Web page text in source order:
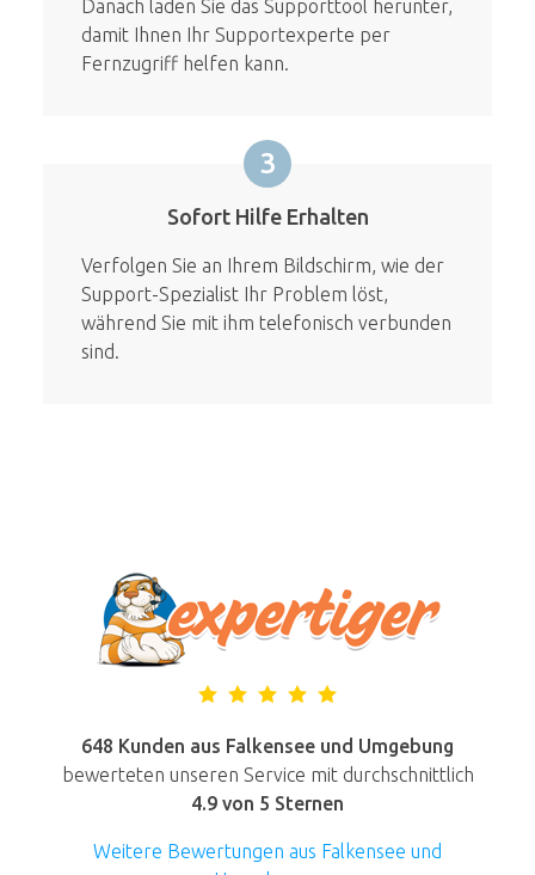
Danach laden Sie das Supporttool herunter,
damit Ihnen Ihr Supportexperte per
Fernzugriff helfen kann.
3
Sofort Hilfe Erhalten
Verfolgen Sie an Ihrem Bildschirm, wie der
Support-Spezialist Ihr Problem löst,
während Sie mit ihm telefonisch verbunden
sind.
648 Kunden aus Falkensee und Umgebung
bewerteten unseren Service mit durchschnittlich
4.9 von 5 Sternen
Weitere Bewertungen aus Falkensee und